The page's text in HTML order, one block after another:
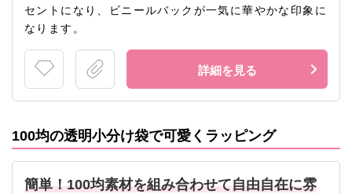
セントになり、ビニールバックが一気に華やかな印象に
なります。
詳細を見る
100均の透明小分け袋で可愛くラッピング
簡単！100均素材を組み合わせて自由自在に雰